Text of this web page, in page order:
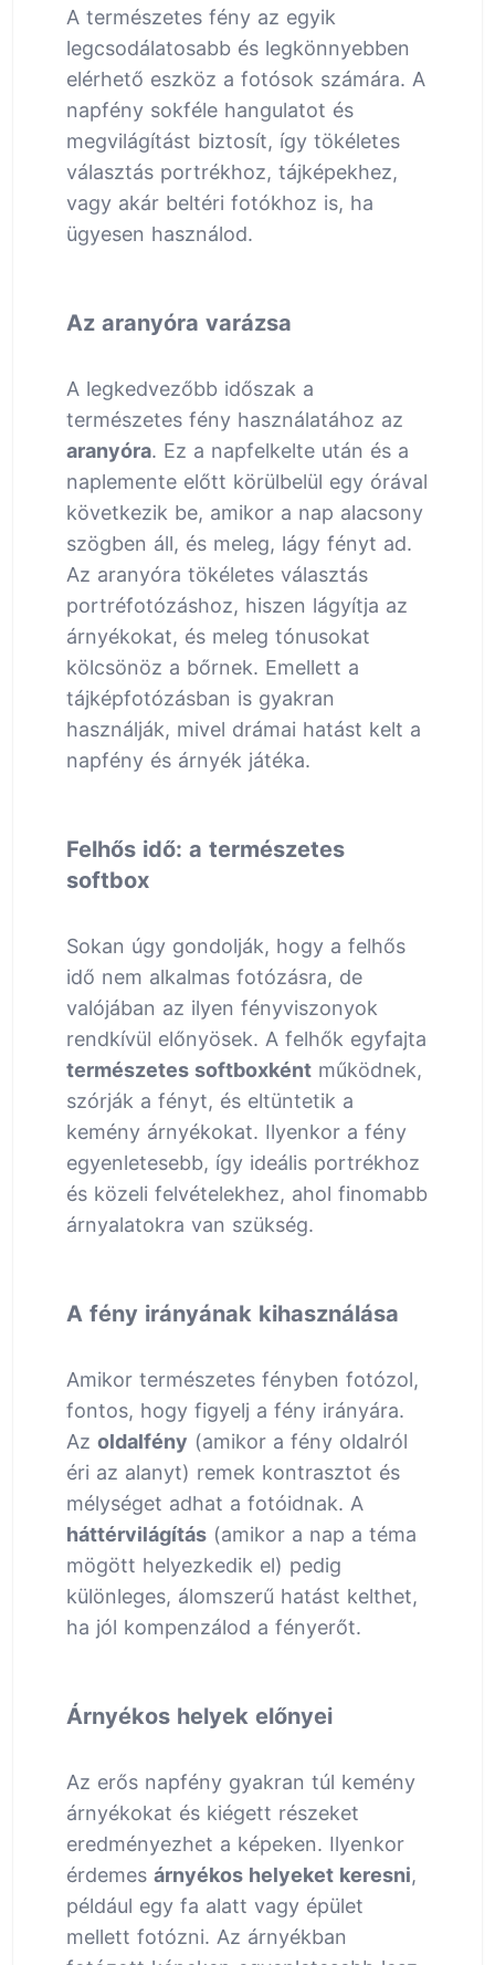
A természetes fény az egyik
legcsodálatosabb és legkönnyebben
elérhető eszköz a fotósok számára. A
napfény sokféle hangulatot és
megvilágítást biztosít, így tökéletes
választás portrékhoz, tájképekhez,
vagy akár beltéri fotókhoz is, ha
ügyesen használod.
Az aranyóra varázsa
A legkedvezőbb időszak a
természetes fény használatához az
aranyóra. Ez a napfelkelte után és a
naplemente előtt körülbelül egy órával
következik be, amikor a nap alacsony
szögben áll, és meleg, lágy fényt ad.
Az aranyóra tökéletes választás
portréfotózáshoz, hiszen lágyítja az
árnyékokat, és meleg tónusokat
kölcsönöz a bőrnek. Emellett a
tájképfotózásban is gyakran
használják, mivel drámai hatást kelt a
napfény és árnyék játéka.
Felhős idő: a természetes
softbox
Sokan úgy gondolják, hogy a felhős
idő nem alkalmas fotózásra, de
valójában az ilyen fényviszonyok
rendkívül előnyösek. A felhők egyfajta
természetes softboxként működnek,
szórják a fényt, és eltüntetik a
kemény árnyékokat. Ilyenkor a fény
egyenletesebb, így ideális portrékhoz
és közeli felvételekhez, ahol finomabb
árnyalatokra van szükség.
A fény irányának kihasználása
Amikor természetes fényben fotózol,
fontos, hogy figyelj a fény irányára.
Az oldalfény (amikor a fény oldalról
éri az alanyt) remek kontrasztot és
mélységet adhat a fotóidnak. A
háttérvilágítás (amikor a nap a téma
mögött helyezkedik el) pedig
különleges, álomszerű hatást kelthet,
ha jól kompenzálod a fényerőt.
Árnyékos helyek előnyei
Az erős napfény gyakran túl kemény
árnyékokat és kiégett részeket
eredményezhet a képeken. Ilyenkor
érdemes árnyékos helyeket keresni,
például egy fa alatt vagy épület
mellett fotózni. Az árnyékban